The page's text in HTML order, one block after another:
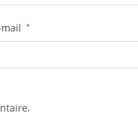
mail *